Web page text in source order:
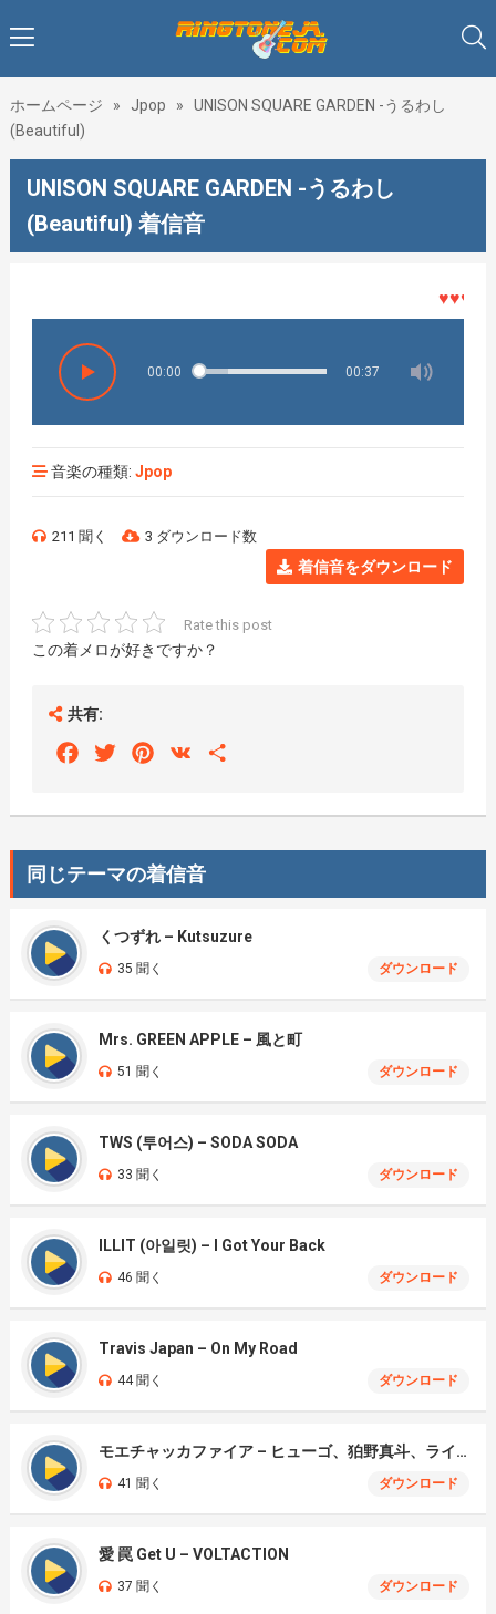
ホームページ » Jpop »
UNISON SQUARE GARDEN -うるわし
(Beautiful)
UNISON SQUARE GARDEN -うるわし
(Beautiful) 着信音
♥♥♥着メ
00:00 00:37
音楽の種類: Jpop
211 聞く 3 ダウンロード数
着信音をダウンロード
Rate this post
この着メロが好きですか？
共有:
FacebookTwitterPinterest
VK
同じテーマの着信音
くつずれ – Kutsuzure
35 聞く ダウンロード
Mrs. GREEN APPLE – 風と町
51 聞く ダウンロード
TWS (투어스) – SODA SODA
33 聞く ダウンロード
ILLIT (아일릿) – I Got Your Back
46 聞く ダウンロード
Travis Japan – On My Road
44 聞く ダウンロード
モエチャッカファイア – ヒューゴ、狛野真斗、ライト、セヴェリアン (Cover )
41 聞く ダウンロード
愛 罠 Get U – VOLTACTION
37 聞く ダウンロード